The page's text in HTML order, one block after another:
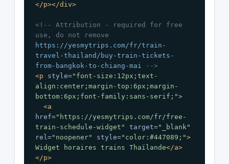
</p></div>
<!-- Attribution - required for free
https://yesmytrips.com/fr/train-
travel-thailand/buy-train-tickets-
from-bangkok-to-chiang-mai -->
<p
style="font-size:12px;text-
align:center;margin-top:6px;margin-
bottom:6px;font-family:sans-serif;">
<a
href=" https://yesmytrips.com/fr/free-
train-schedule-widget " target="_blank"
rel="noopener" style="color:#447089;">
Widget horaires trains Thaïlande</a>
</p>